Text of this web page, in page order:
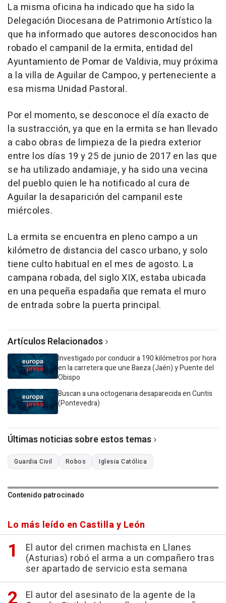
La misma oficina ha indicado que ha sido la
Delegación Diocesana de Patrimonio Artístico la
que ha informado que autores desconocidos han
robado el campanil de la ermita, entidad del
Ayuntamiento de Pomar de Valdivia, muy próxima
a la villa de Aguilar de Campoo, y perteneciente a
esa misma Unidad Pastoral.
Por el momento, se desconoce el día exacto de
la sustracción, ya que en la ermita se han llevado
a cabo obras de limpieza de la piedra exterior
entre los días 19 y 25 de junio de 2017 en las que
se ha utilizado andamiaje, y ha sido una vecina
del pueblo quien le ha notificado al cura de
Aguilar la desaparición del campanil este
miércoles.
La ermita se encuentra en pleno campo a un
kilómetro de distancia del casco urbano, y solo
tiene culto habitual en el mes de agosto. La
campana robada, del siglo XIX, estaba ubicada
en una pequeña espadaña que remata el muro
de entrada sobre la puerta principal.
Artículos Relacionados
Investigado por conducir a 190 kilómetros por hora
en la carretera que une Baeza (Jaén) y Puente del
Obispo
Buscan a una octogenaria desaparecida en Cuntis
(Pontevedra)
Últimas noticias sobre estos temas
Guardia Civil Robos Iglesia Católica
Contenido patrocinado
Lo más leído en Castilla y León
El autor del crimen machista en Llanes
(Asturias) robó el arma a un compañero tras
ser apartado de servicio esta semana
El autor del asesinato de la agente de la